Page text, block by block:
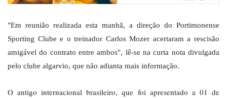
"Em reunião realizada esta manhã, a direção do Portimonense
Sporting Clube e o treinador Carlos Mozer acertaram a rescisão
amigável do contrato entre ambos", lê-se na curta nota divulgada
pelo clube algarvio, que não adianta mais informação.
O antigo internacional brasileiro, que foi apresentado a 01 de